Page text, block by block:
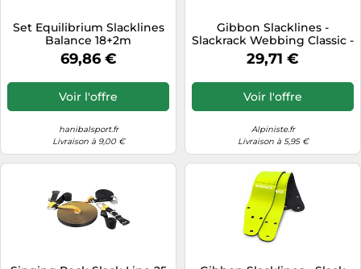
Set Equilibrium Slacklines
Balance 18+2m
69,86 €
Voir l'offre
hanibalsport.fr
Livraison à 9,00 €
Gibbon Slacklines -
Slackrack Webbing Classic -
Slackline - 5 m - yellow
29,71 €
Voir l'offre
Alpiniste.fr
Livraison à 5,95 €